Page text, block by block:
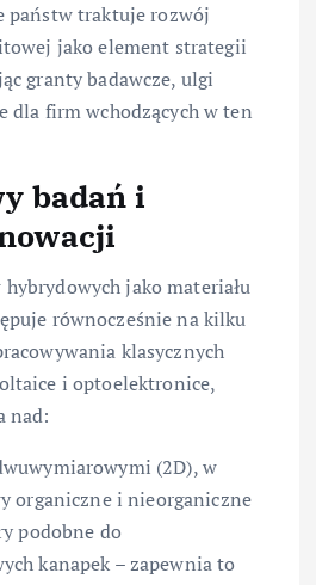
państw traktuje rozwój
jako element strategii
granty badawcze, ulgi
dla firm wchodzących w ten
badań i
jako materiału
równocześnie na kilku
klasycznych
i optoelektronice,
nad:
(2D), w
organiczne i nieorganiczne
podobne do
kanapek – zapewnia to